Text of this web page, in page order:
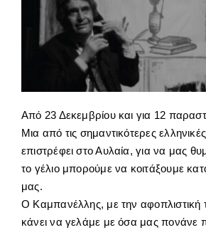
Από 23 Δεκεμβρίου και για 12
Μια από τις σημαντικότερες
επιστρέφει στο Αυλαία, για να μας
το γέλιο μπορούμε να κοιτάξουμε
μας.
Ο Καμπανέλλης, με την αφοπλιστική
κάνει να γελάμε με όσα μας πονάνε